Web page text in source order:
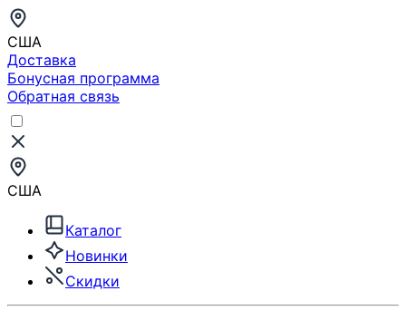
США
Доставка
Бонусная программа
Обратная связь
США
Каталог
Новинки
Скидки